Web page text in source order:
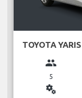
TOYOTA YARIS
group
5
miscellaneous_services